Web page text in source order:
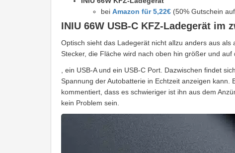
bei Amazon für 5,22€ (50% Gutschein
INIU 66W USB-C KFZ-Ladegerät im
Optisch sieht das Ladegerät nicht allzu anders aus
Stecker, die Fläche wird nach oben hin größer und
, ein USB-A und ein USB-C Port. Dazwischen findet
Spannung der Autobatterie in Echtzeit anzeigen kann.
kommentiert, dass es schwieriger ist ihn aus dem
kein Problem sein.